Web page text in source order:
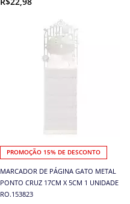
PROMOÇÃO 15% DE DESCONTO
MARCADOR DE PÁGINA GATO METAL
PONTO CRUZ 17CM X 5CM 1 UNIDADE
RO.153823